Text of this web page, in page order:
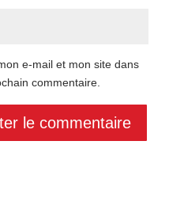
e-mail et mon site dans
commentaire.